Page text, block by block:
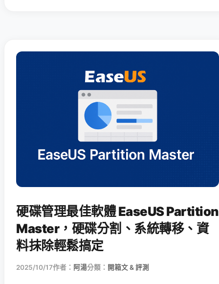
硬碟管理最佳軟體 EaseUS Partition
Master，硬碟分割、系統轉移、資
料抹除輕鬆搞定
2025/10/17作者： 阿湯分類： 開箱文 & 評測